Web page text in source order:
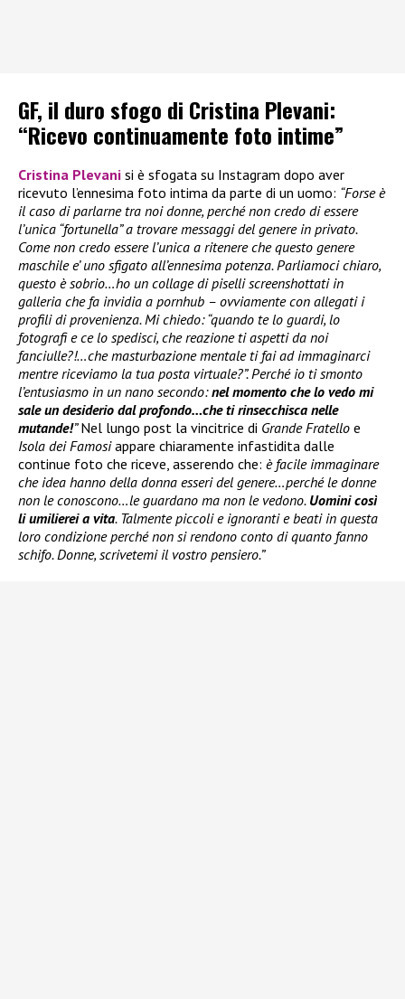
GF, il duro sfogo di Cristina Plevani:
“Ricevo continuamente foto intime”
Cristina Plevani si è sfogata su Instagram dopo aver
ricevuto l’ennesima foto intima da parte di un uomo: “Forse è
il caso di parlarne tra noi donne, perché non credo di essere
l’unica “fortunella” a trovare messaggi del genere in privato.
Come non credo essere l’unica a ritenere che questo genere
maschile e’ uno sfigato all’ennesima potenza. Parliamoci chiaro,
questo è sobrio…ho un collage di piselli screenshottati in
galleria che fa invidia a pornhub – ovviamente con allegati i
profili di provenienza. Mi chiedo: “quando te lo guardi, lo
fotografi e ce lo spedisci, che reazione ti aspetti da noi
fanciulle?!…che masturbazione mentale ti fai ad immaginarci
mentre riceviamo la tua posta virtuale?”. Perché io ti smonto
l’entusiasmo in un nano secondo:nel momento che lo vedo mi
sale un desiderio dal profondo…che ti rinsecchisca nelle
mutande!”Nel lungo post la vincitrice di Grande Fratello e
Isola dei Famosiappare chiaramente infastidita dalle
continue foto che riceve, asserendo che: è facile immaginare
che idea hanno della donna esseri del genere…perché le donne
non le conoscono…le guardano ma non le vedono. Uomini così
li umilierei a vita. Talmente piccoli e ignoranti e beati in questa
loro condizione perché non si rendono conto di quanto fanno
schifo. Donne, scrivetemi il vostro pensiero.”